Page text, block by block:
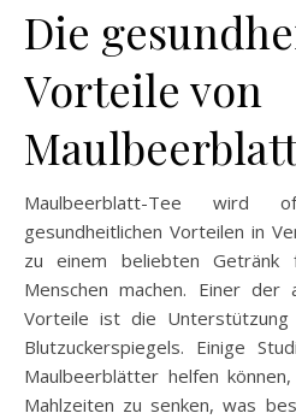
Die
Vorteile von
Maulbeerblatt-Tee wird
gesundheitlichen Vorteilen in
zu einem beliebten Getränk
Menschen machen. Einer der
Vorteile ist die
Blutzuckerspiegels. Einige
Maulbeerblätter helfen
Mahlzeiten zu senken, was